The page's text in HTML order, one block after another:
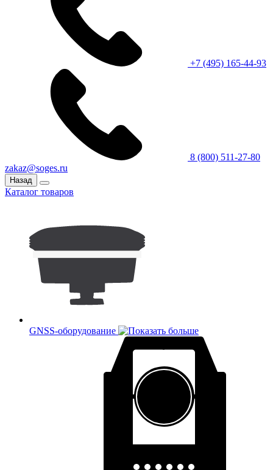
+7 (495) 165-44-93
8 (800) 511-27-80
zakaz@soges.ru
Назад
Каталог товаров
GNSS-оборудование